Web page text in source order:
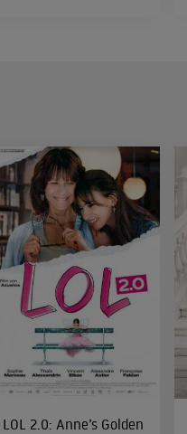
LOL 2.0: Anne’s Golden